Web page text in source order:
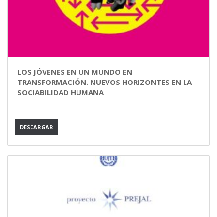
LOS JÓVENES EN UN MUNDO EN
TRANSFORMACIÓN. NUEVOS HORIZONTES EN LA
SOCIABILIDAD HUMANA
DESCARGAR